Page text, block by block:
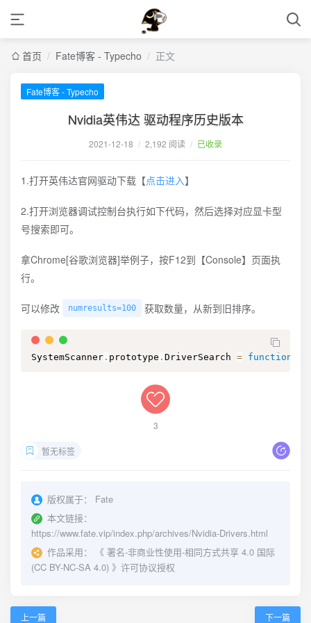
首页 / Fate博客 - Typecho / 正文
Fate博客 - Typecho
Nvidia英伟达 驱动程序历史版本
2021-12-18 / 2,192 阅读 / 已收录
1.打开英伟达官网驱动下载【点击进入】
2.打开浏览器调试控制台执行如下代码，然后选择对应显卡型
号搜索即可。
拿Chrome[谷歌浏览器]举例子，按F12到【Console】页面执
行。
可以修改 numresults=100 获取数量，从新到旧排序。
SystemScanner . prototype . DriverSearch = function
3
暂无标签
版权属于：
Fate
本文链接：
https://www.fate.vip/index.php/archives/Nvidia-Drivers.html
作品采用：
《 署名-非商业性使用-相同方式共享 4.0 国际
(CC BY-NC-SA 4.0) 》许可协议授权
上一篇 下一篇